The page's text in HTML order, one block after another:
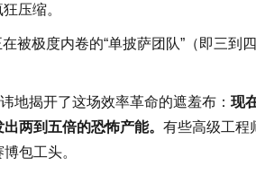
压缩。
被极度内卷的“单披萨团队”（即三到
地揭开了这场效率革命的遮羞布： 现
两到五倍的恐怖产能。 有些高级工程
包工头。